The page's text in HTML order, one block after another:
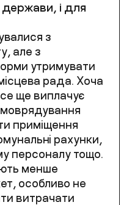
держави, і для
з
але з
утримувати
рада. Хоча
ще виплачує
приміщення
рахунки,
персоналу тощо.
менше
особливо не
витрачати